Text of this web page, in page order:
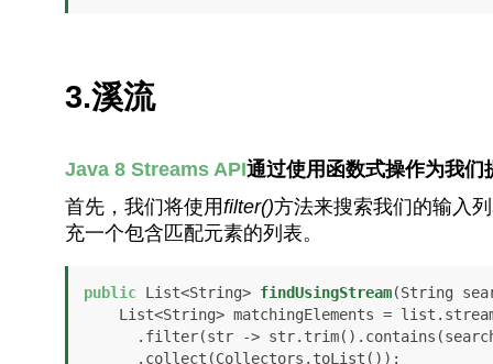
3.溪流
Java 8 Streams API通过使用函数式操作为我
首先，我们将使用filter()方法来搜索我们的输入
充一个包含匹配元素的列表。
public List<String> findUsingStream(String